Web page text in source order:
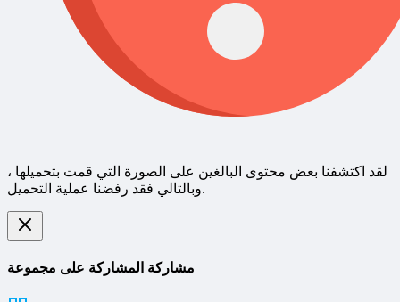
لقد اكتشفنا بعض محتوى البالغين على الصورة التي قمت بتحميلها ،
وبالتالي فقد رفضنا عملية التحميل.
مشاركة المشاركة على مجموعة